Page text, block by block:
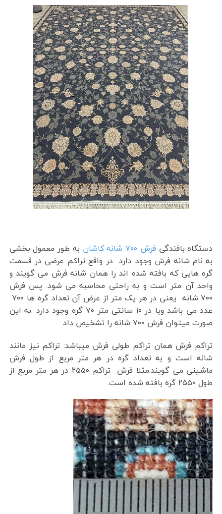
دستگاه بافندگی فرش ۷۰۰ شانه کاشان
به طور معمول بخشی
به نام شانه فرش وجود دارد در واقع تراکم عرضی در قسمت
گره هایی که بافته شده اند را همان شانه فرش می گویند و
واحد آن متر است و به راحتی محاسبه می شود. پس فرش
۷۰۰ شانه یعنی در هر یک متر از عرض آن تعداد گره ها ۷۰۰
عدد می باشد ویا در ۱۰ سانتی متر ۷۰ گره وجود دارد .به این
صورت میتوان فرش ۷۰۰ شانه را تشخیص داد
تراکم فرش همان تراکم طولی فرش میباشد: تراکم نیز مانند
شانه است و به تعداد گره در هر متر مربع از طول فرش
ماشینی می گویند.مثلا فرش تراکم ۲۵۵۰ در هر متر مربع از
طول ۲۵۵۰ گره بافته شده است.